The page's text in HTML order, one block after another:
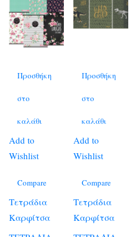
Προσθήκη
στο
καλάθι
Add to
Wishlist
Compare
Τετράδια
Καρφίτσα
Προσθήκη
στο
καλάθι
Add to
Wishlist
Compare
Τετράδια
Καρφίτσα